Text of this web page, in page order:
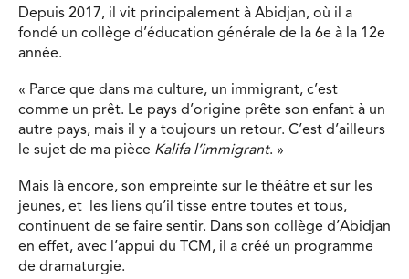
Depuis 2017, il vit principalement à Abidjan, où il a
fondé un collège d’éducation générale de la 6e à la 12e
année.
« Parce que dans ma culture, un immigrant, c’est
comme un prêt. Le pays d’origine prête son enfant à un
autre pays, mais il y a toujours un retour. C’est d’ailleurs
le sujet de ma pièce Kalifa l’immigrant. »
Mais là encore, son empreinte sur le théâtre et sur les
jeunes, et les liens qu’il tisse entre toutes et tous,
continuent de se faire sentir. Dans son collège d’Abidjan
en effet, avec l’appui du TCM, il a créé un programme
de dramaturgie.